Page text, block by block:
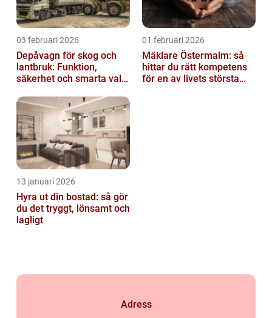
03 februari 2026
Depåvagn för skog och
lantbruk: Funktion,
säkerhet och smarta val
01 februari 2026
Mäklare Östermalm: så
hittar du rätt kompetens
för en av livets största
13 januari 2026
Hyra ut din bostad: så gör
du det tryggt, lönsamt och
lagligt
Adress